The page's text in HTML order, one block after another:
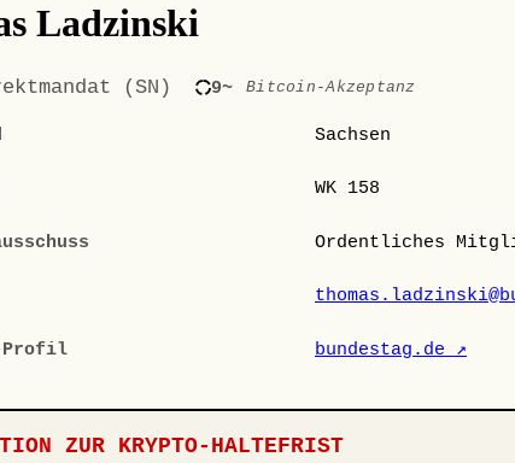
Ladzinski
(SN) 9~ Bitcoin-Akzeptanz
Sachsen
WK 158
Ordentliches
Profil bundestag.de ↗
ZUR KRYPTO-HALTEFRIST